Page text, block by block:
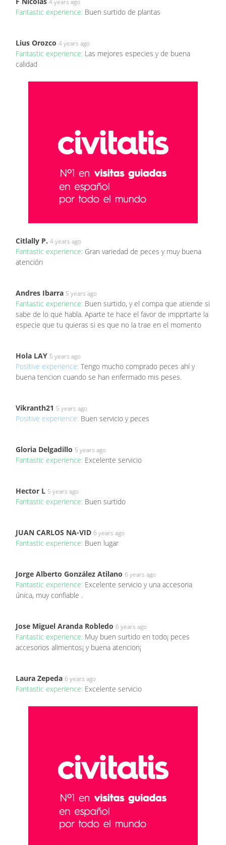
Fantastic experience: Buen surtido de plantas
Lius Orozco 4 years ago
Fantastic experience: Las mejores especies y de buena
calidad
Citlally P. 4 years ago
Fantastic experience: Gran variedad de peces y muy buena
atención
Andres Ibarra 5 years ago
Fantastic experience: Buen surtido, y el compa que atiende si
sabe de lo que habla. Aparte te hace el favor de impprtarte la
especie que tu quieras si es que no la trae en el momento
Hola LAY 5 years ago
Positive experience: Tengo mucho comprado peces ahí y
buena tencion cuando se han enfermado mis peses.
Vikranth21 5 years ago
Positive experience: Buen servicio y peces
Gloria Delgadillo 5 years ago
Fantastic experience: Excelente servicio
Hector L 5 years ago
Fantastic experience: Buen surtido
JUAN CARLOS NA-VID 6 years ago
Fantastic experience: Buen lugar
Jorge Alberto González Atilano 6 years ago
Fantastic experience: Excelente servicio y una accesoria
única, muy confiable .
Jose Miguel Aranda Robledo 6 years ago
Fantastic experience: Muy buen surtido en todo¡ peces
accesorios alimentos¡ y buena atencion¡
Laura Zepeda 6 years ago
Fantastic experience: Excelente servicio